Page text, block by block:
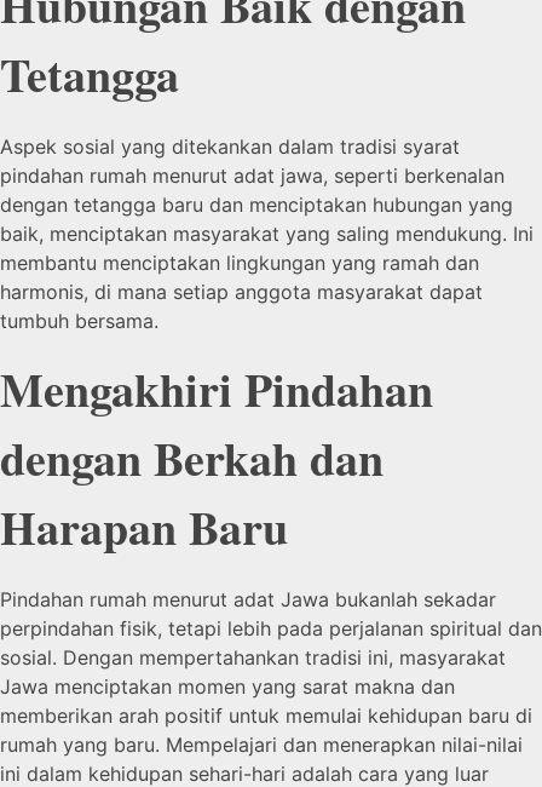
Tetangga
Aspek sosial yang ditekankan dalam tradisi syarat
pindahan rumah menurut adat jawa, seperti berkenalan
dengan tetangga baru dan menciptakan hubungan yang
baik, menciptakan masyarakat yang saling mendukung. Ini
membantu menciptakan lingkungan yang ramah dan
harmonis, di mana setiap anggota masyarakat dapat
tumbuh bersama.
Mengakhiri Pindahan
dengan Berkah dan
Harapan Baru
Pindahan rumah menurut adat Jawa bukanlah sekadar
perpindahan fisik, tetapi lebih pada perjalanan spiritual dan
sosial. Dengan mempertahankan tradisi ini, masyarakat
Jawa menciptakan momen yang sarat makna dan
memberikan arah positif untuk memulai kehidupan baru di
rumah yang baru. Mempelajari dan menerapkan nilai-nilai
ini dalam kehidupan sehari-hari adalah cara yang luar